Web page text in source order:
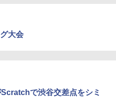
大会
で渋谷交差点をシミ